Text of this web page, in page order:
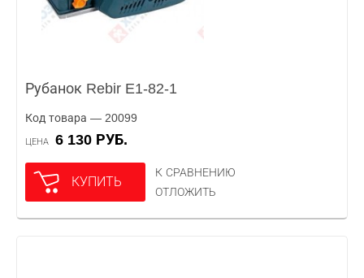
Рубанок Rebir E1-82-1
Код товара — 20099
ЦЕНА 6 130 РУБ.
КУПИТЬ
К СРАВНЕНИЮ
ОТЛОЖИТЬ